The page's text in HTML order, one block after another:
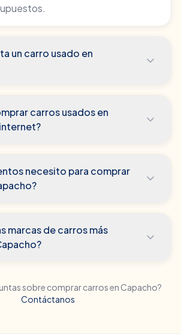
un carro usado en
carros usados en
necesito para comprar
marcas de carros más
sobre comprar carros en Capacho?
Contáctanos